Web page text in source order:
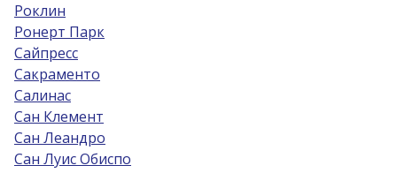
Роклин
Ронерт Парк
Сайпресс
Сакраменто
Салинас
Сан Клемент
Сан Леандро
Сан Луис Обиспо